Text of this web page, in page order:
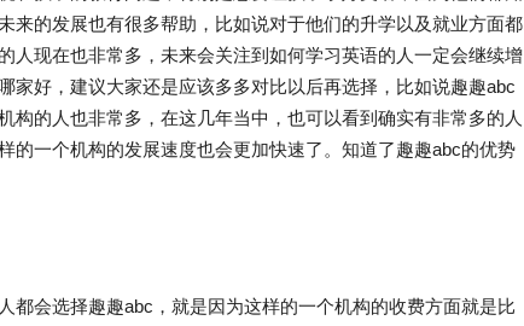
来的发展也有很多帮助，比如说对于他们的升学以及就业方面都
人现在也非常多，未来会关注到如何学习英语的人一定会继续增
家好，建议大家还是应该多多对比以后再选择，比如说趣趣abc
构的人也非常多，在这几年当中，也可以看到确实有非常多的人
的一个机构的发展速度也会更加快速了。知道了趣趣abc的优势
会选择趣趣abc，就是因为这样的一个机构的收费方面就是比